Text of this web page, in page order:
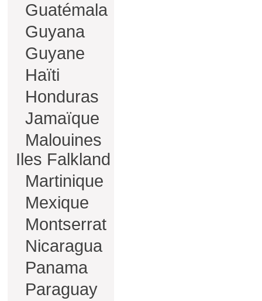
Guatémala
Guyana
Guyane
Haïti
Honduras
Jamaïque
Malouines
Iles Falkland
Martinique
Mexique
Montserrat
Nicaragua
Panama
Paraguay